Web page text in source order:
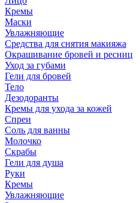
Кремы
Маски
Увлажняющие
Средства для снятия макияжа
Окрашивание бровей и ресниц
Уход за губами
Гели для бровей
Тело
Дезодоранты
Кремы для ухода за кожей
Спреи
Соль для ванны
Молочко
Скрабы
Гели для душа
Руки
Кремы
Увлажняющие